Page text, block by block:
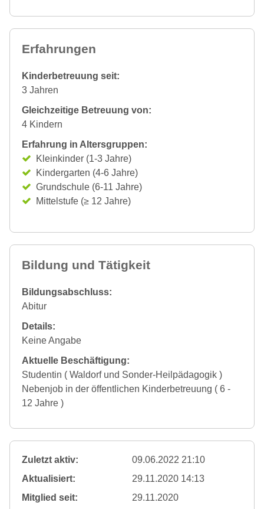
Erfahrungen
Kinderbetreuung seit:
3 Jahren
Gleichzeitige Betreuung von:
4 Kindern
Erfahrung in Altersgruppen:
Kleinkinder (1-3 Jahre)
Kindergarten (4-6 Jahre)
Grundschule (6-11 Jahre)
Mittelstufe (≥ 12 Jahre)
Bildung und Tätigkeit
Bildungsabschluss:
Abitur
Details:
Keine Angabe
Aktuelle Beschäftigung:
Studentin ( Waldorf und Sonder-Heilpädagogik )
Nebenjob in der öffentlichen Kinderbetreuung ( 6 -
12 Jahre )
Zuletzt aktiv:
09.06.2022 21:10
Aktualisiert:
29.11.2020 14:13
Mitglied seit:
29.11.2020